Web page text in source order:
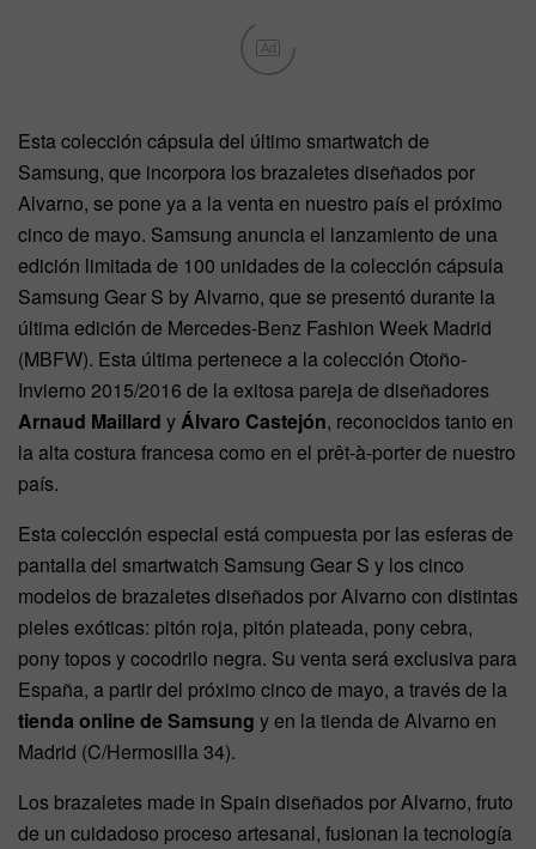
Ad
Esta colección cápsula del último smartwatch de
Samsung, que incorpora los brazaletes diseñados por
Alvarno, se pone ya a la venta en nuestro país el próximo
cinco de mayo. Samsung anuncia el lanzamiento de una
edición limitada de 100 unidades de la colección cápsula
Samsung Gear S by Alvarno, que se presentó durante la
última edición de Mercedes-Benz Fashion Week Madrid
(MBFW). Esta última pertenece a la colección Otoño-
Invierno 2015/2016 de la exitosa pareja de diseñadores
Arnaud Maillard yÁlvaro Castejón, reconocidos tanto en
la alta costura francesa como en el prêt-à-porter de nuestro
país.
Esta colección especial está compuesta por las esferas de
pantalla del smartwatch Samsung Gear S y los cinco
modelos de brazaletes diseñados por Alvarno con distintas
pieles exóticas: pitón roja, pitón plateada, pony cebra,
pony topos y cocodrilo negra. Su venta será exclusiva para
España, a partir del próximo cinco de mayo, a través de la
tienda online de Samsung y en la tienda de Alvarno en
Madrid (C/Hermosilla 34).
Los brazaletes made in Spain diseñados por Alvarno, fruto
de un cuidadoso proceso artesanal, fusionan la tecnología